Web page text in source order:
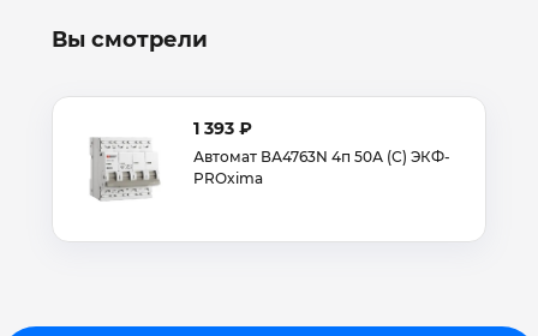
Вы смотрели
1 393 ₽
Автомат ВА4763N 4п 50А (С) ЭКФ-
PROxima